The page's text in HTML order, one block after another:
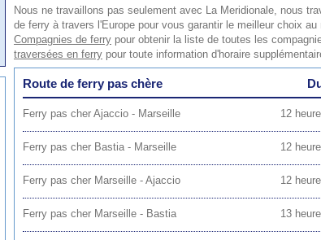
Nous ne travaillons pas seulement avec La Meridionale, nous
de ferry à travers l'Europe pour vous garantir le meilleur choix
Compagnies de ferry pour obtenir la liste de toutes les
traversées en ferry pour toute information d'horaire
Route de ferry pas chère
Ferry pas cher Ajaccio - Marseille 12
Ferry pas cher Bastia - Marseille 12
Ferry pas cher Marseille - Ajaccio 12
Ferry pas cher Marseille - Bastia 13